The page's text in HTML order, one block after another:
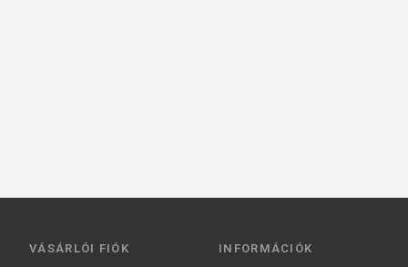
VÁSÁRLÓI FIÓK INFORMÁCIÓK